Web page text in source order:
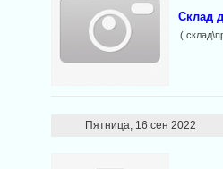
Склад
(
Пятница, 16 сен 2022